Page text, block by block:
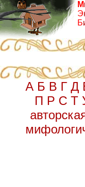
М
Э
Б
А Б В Г Д
П Р С Т